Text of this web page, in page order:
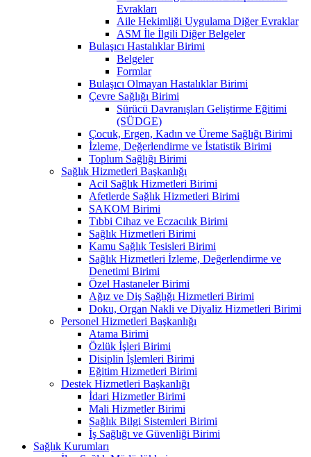
Evrakları
Aile Hekimliği Uygulama Diğer Evraklar
ASM İle İlgili Diğer Belgeler
Bulaşıcı Hastalıklar Birimi
Belgeler
Formlar
Bulaşıcı Olmayan Hastalıklar Birimi
Çevre Sağlığı Birimi
Sürücü Davranışları Geliştirme Eğitimi
(SÜDGE)
Çocuk, Ergen, Kadın ve Üreme Sağlığı Birimi
İzleme, Değerlendirme ve İstatistik Birimi
Toplum Sağlığı Birimi
Sağlık Hizmetleri Başkanlığı
Acil Sağlık Hizmetleri Birimi
Afetlerde Sağlık Hizmetleri Birimi
SAKOM Birimi
Tıbbi Cihaz ve Eczacılık Birimi
Sağlık Hizmetleri Birimi
Kamu Sağlık Tesisleri Birimi
Sağlık Hizmetleri İzleme, Değerlendirme ve
Denetimi Birimi
Özel Hastaneler Birimi
Ağız ve Diş Sağlığı Hizmetleri Birimi
Doku, Organ Nakli ve Diyaliz Hizmetleri Birimi
Personel Hizmetleri Başkanlığı
Atama Birimi
Özlük İşleri Birimi
Disiplin İşlemleri Birimi
Eğitim Hizmetleri Birimi
Destek Hizmetleri Başkanlığı
İdari Hizmetler Birimi
Mali Hizmetler Birimi
Sağlık Bilgi Sistemleri Birimi
İş Sağlığı ve Güvenliği Birimi
Sağlık Kurumları